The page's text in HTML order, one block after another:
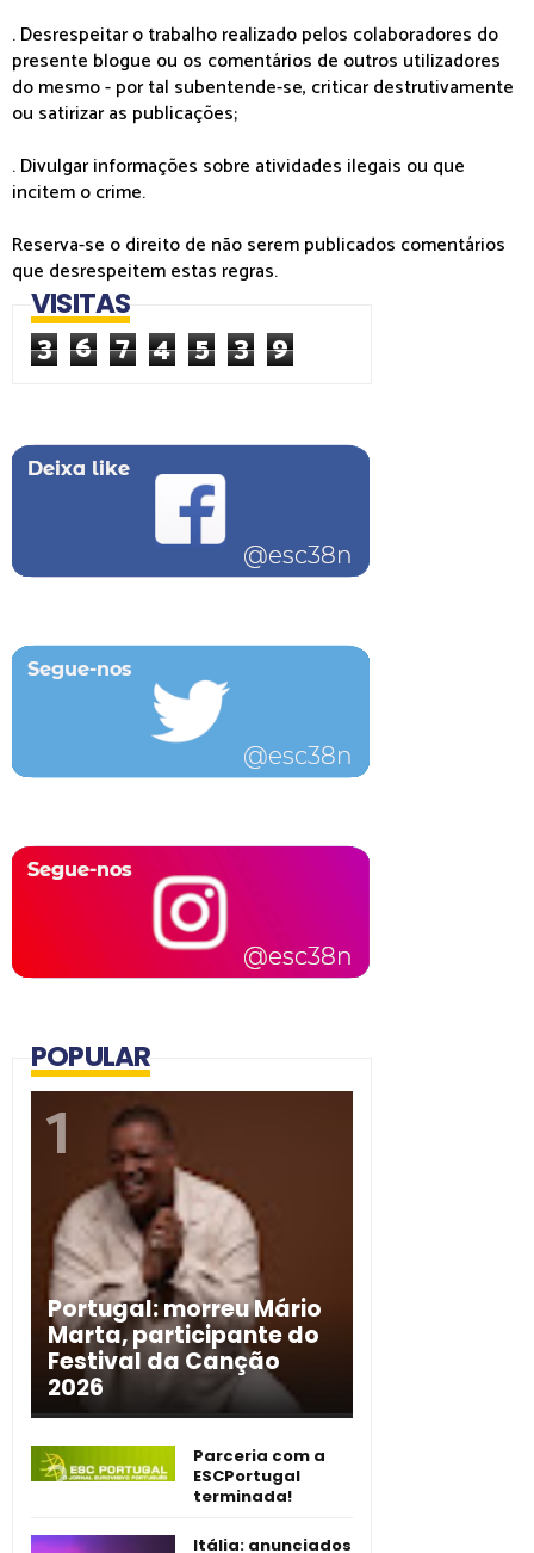
. Desrespeitar o trabalho realizado pelos colaboradores do
presente blogue ou os comentários de outros utilizadores
do mesmo - por tal subentende-se, criticar destrutivamente
ou satirizar as publicações;
. Divulgar informações sobre atividades ilegais ou que
incitem o crime.
Reserva-se o direito de não serem publicados comentários
que desrespeitem estas regras.
VISITAS
3 6 7 4 5 3 9
POPULAR
Portugal: morreu Mário
Marta, participante do
Festival da Canção
2026
Parceria com a
ESCPortugal
terminada!
Itália: anunciados